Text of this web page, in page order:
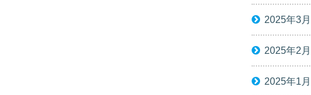
2025年3月
2025年2月
2025年1月